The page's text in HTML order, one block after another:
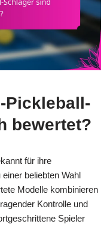
Pickleball-
bewertet?
für ihre
beliebten Wahl
Modelle kombinieren
Kontrolle und
Spieler